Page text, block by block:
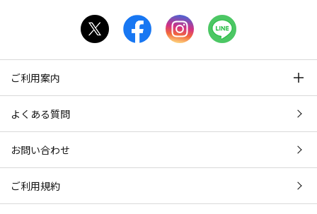
ご利用案内
よくある質問
お問い合わせ
ご利用規約